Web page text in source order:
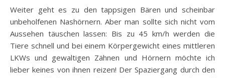
Weiter geht es zu den tappsigen Bären und scheinbar
unbeholfenen Nashörnern. Aber man sollte sich nicht vom
Aussehen täuschen lassen: Bis zu 45 km/h werden die
Tiere schnell und bei einem Körpergewicht eines mittleren
LKWs und gewaltigen Zähnen und Hörnern möchte ich
lieber keines von ihnen reizen! Der Spaziergang durch den